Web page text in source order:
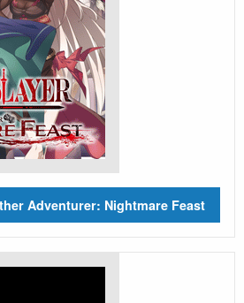
Adventurer: Nightmare Feast